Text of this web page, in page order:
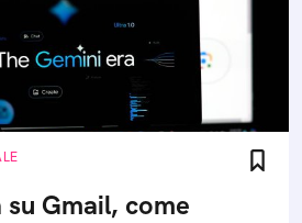
Gmail, come